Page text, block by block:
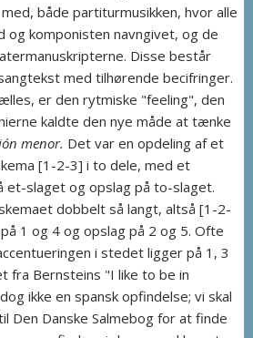
både partiturmusikken, hvor alle
komponisten navngivet, og de
Disse består
med tilhørende becifringer.
er den rytmiske "feeling", den
kaldte den nye måde at tænke
menor. Det var en opdeling af et
[1-2-3] i to dele, med et
et-slaget og opslag på to-slaget.
dobbelt så langt, altså [1-2-
1 og 4 og opslag på 2 og 5. Ofte
i stedet ligger på 1, 3
fra Bernsteins "I like to be in
ikke en spansk opfindelse; vi skal
Den Danske Salmebog for at finde